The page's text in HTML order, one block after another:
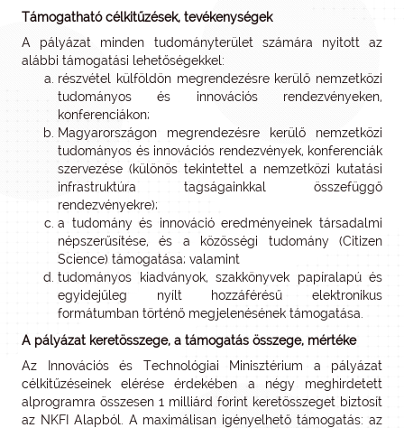
Támogatható célkitűzések, tevékenységek
A pályázat minden tudományterület számára nyitott az
alábbi támogatási lehetőségekkel:
részvétel külföldön megrendezésre kerülő nemzetközi
tudományos és innovációs rendezvényeken,
konferenciákon;
Magyarországon megrendezésre kerülő nemzetközi
tudományos és innovációs rendezvények, konferenciák
szervezése (különös tekintettel a nemzetközi kutatási
infrastruktúra tagságainkkal összefüggő
rendezvényekre);
a tudomány és innováció eredményeinek társadalmi
népszerűsítése, és a közösségi tudomány (Citizen
Science) támogatása; valamint
tudományos kiadványok, szakkönyvek papíralapú és
egyidejűleg nyílt hozzáférésű elektronikus
formátumban történő megjelenésének támogatása.
A pályázat keretösszege, a támogatás összege, mértéke
Az Innovációs és Technológiai Minisztérium a pályázat
célkitűzéseinek elérése érdekében a négy meghirdetett
alprogramra összesen 1 milliárd forint keretösszeget biztosít
az NKFI Alapból. A maximálisan igényelhető támogatás: az